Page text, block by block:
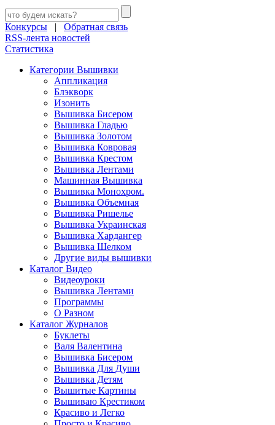
Конкурсы | Обратная связь
RSS-лента новостей
Статистика
Категории Вышивки
Аппликация
Блэкворк
Изонить
Вышивка Бисером
Вышивка Гладью
Вышивка Золотом
Вышивка Ковровая
Вышивка Крестом
Вышивка Лентами
Машинная Вышивка
Вышивка Монохром.
Вышивка Объемная
Вышивка Ришелье
Вышивка Украинская
Вышивка Хардангер
Вышивка Шелком
Другие виды вышивки
Каталог Видео
Видеоуроки
Вышивка Лентами
Программы
О Разном
Каталог Журналов
Буклеты
Валя Валентина
Вышивка Бисером
Вышивка Для Души
Вышивка Детям
Вышитые Картины
Вышиваю Крестиком
Красиво и Легко